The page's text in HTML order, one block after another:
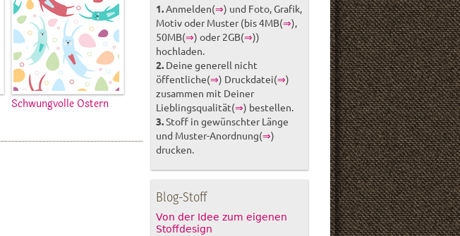
Schwungvolle Ostern
1.Anmelden(⇒) und Foto, Grafik,
Motiv oder Muster (bis 4MB(⇒),
50MB(⇒) oder 2GB(⇒))
hochladen.
2. Deine generell nicht
öffentliche(⇒) Druckdatei(⇒)
zusammen mit Deiner
Lieblingsqualität(⇒) bestellen.
3.Stoff in gewünschter Länge
und Muster-Anordnung(⇒)
drucken.
Blog-Stoff
Von der Idee zum eigenen
Stoffdesign